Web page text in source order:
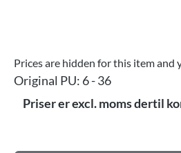
Prices are hidden for this item and
Original PU: 6 - 36
Priser er excl. moms dertil